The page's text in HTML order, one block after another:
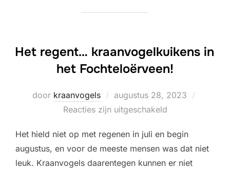
Het regent… kraanvogelkuikens in
het Fochteloërveen!
door kraanvogels
Geplaatst
op
augustus 28, 2023
Reacties zijn uitgeschakeld
Het hield niet op met regenen in juli en begin
augustus, en voor de meeste mensen was dat niet
leuk. Kraanvogels daarentegen kunnen er niet